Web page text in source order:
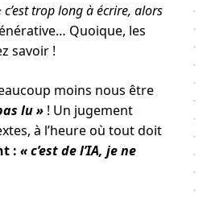
c’est trop long à écrire, alors
Quoique, les
savoir !
moins nous être
lu »! Un jugement
à l’heure où tout doit
: « c’est de l’IA, je ne